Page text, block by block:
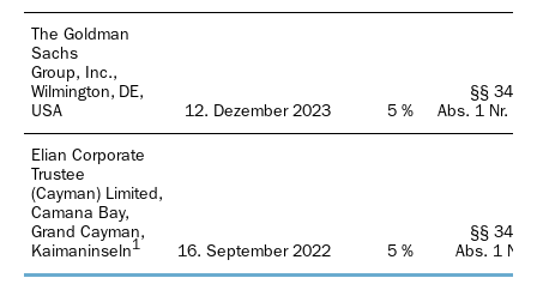
The Goldman
Sachs
Group, Inc.,
Wilmington, DE,
USA
12. Dezember 2023 5 %
§§ 34,
Abs. 1 Nr. 1,
Elian Corporate
Trustee
(Cayman) Limited,
Camana Bay,
Grand Cayman,
Kaimaninseln1 16. September 2022 5 %
§§ 34,
Abs. 1 Nr.